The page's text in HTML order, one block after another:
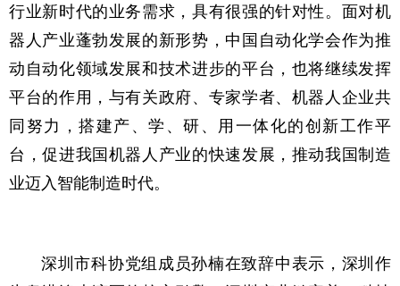
行业新时代的业务需求，具有很强的针对性。面对机
器人产业蓬勃发展的新形势，中国自动化学会作为推
动自动化领域发展和技术进步的平台，也将继续发挥
平台的作用，与有关政府、专家学者、机器人企业共
同努力，搭建产、学、研、用一体化的创新工作平
台，促进我国机器人产业的快速发展，推动我国制造
业迈入智能制造时代。
深圳市科协党组成员孙楠在致辞中表示，深圳作